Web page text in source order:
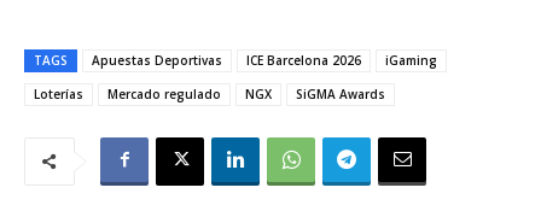
TAGS Apuestas Deportivas ICE Barcelona 2026
iGaming
Loterías
Mercado regulado NGX SiGMA Awards